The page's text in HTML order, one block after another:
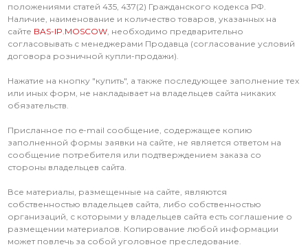
положениями статей 435, 437(2) Гражданского кодекса РФ.
Наличие, наименование и количество товаров, указанных на
сайте BAS-IP.MOSCOW , необходимо предварительно
согласовывать с менеджерами Продавца (согласование условий
договора розничной купли-продажи).
Нажатие на кнопку "купить", а также последующее заполнение тех
или иных форм, не накладывает на владельцев сайта никаких
обязательств.
Присланное по e-mail сообщение, содержащее копию
заполненной формы заявки на сайте, не является ответом на
сообщение потребителя или подтверждением заказа со
стороны владельцев сайта.
Все материалы, размещенные на сайте, являются
собственностью владельцев сайта, либо собственностью
организаций, с которыми у владельцев сайта есть соглашение о
размещении материалов. Копирование любой информации
может повлечь за собой уголовное преследование.